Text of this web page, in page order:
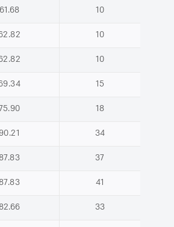
61.68 10
10
10
15
75.90 18
90.21 34
87.83 37
87.83 41
82.66 33